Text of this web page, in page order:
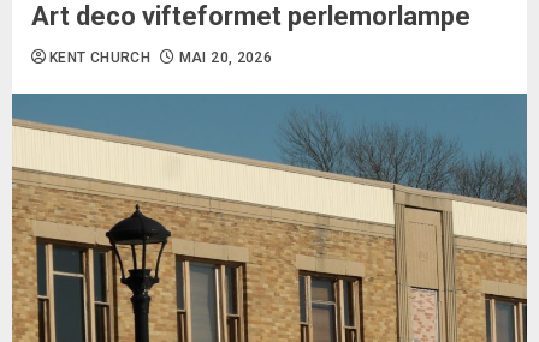
Art deco vifteformet perlemorlampe
KENT CHURCH MAI 20, 2026